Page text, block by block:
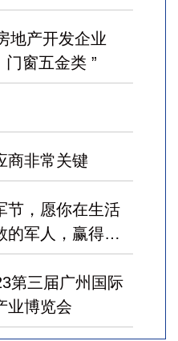
地产开发企业
门窗五金类 ”
商非常关键
节，愿你在生活
的军人，赢得幸
第三届广州国际
业博览会